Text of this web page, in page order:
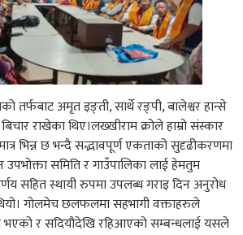
तर्फबाट अमृत इङ्ती, सार्थे रङ्पी, बालेश्वर हान्से
राखेका थिए।लख्खीराम क्रोले हाम्रो संस्कार
भिन्न छ भन्दै सद्भावपूर्ण एकताको सुदृढीकरणमा
समिति र गाउँपालिका लाई हेमतुम
सहित स्थायी रुपमा उपलब्ध गराइ दिन अनुरोध
गोलमेच छलफलमा सहभागी वक्ताहरुले
र सदियौदेखि रहिआएको सम्बन्धलाई यसले